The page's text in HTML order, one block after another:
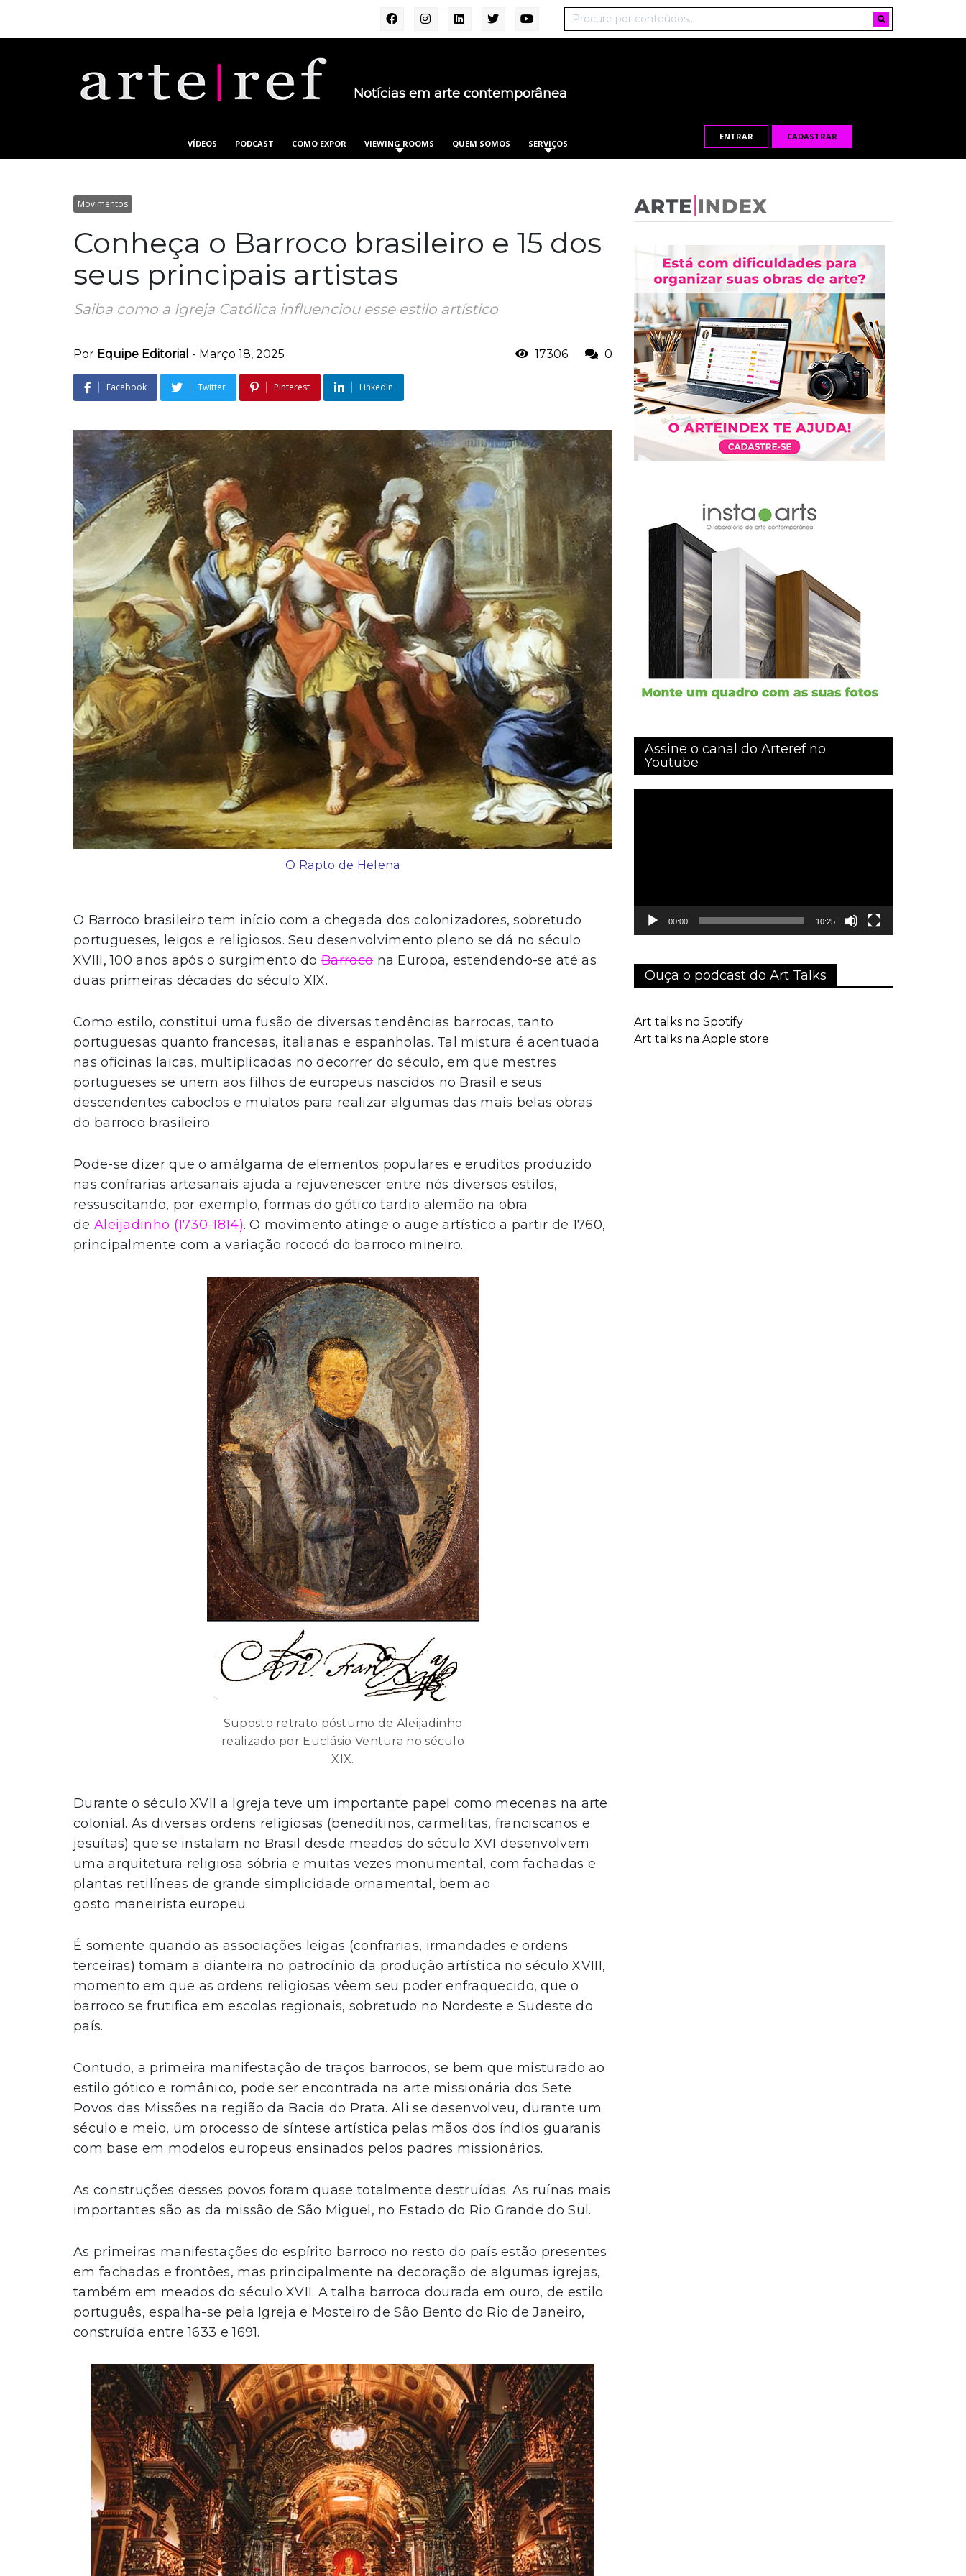
Notícias em arte contemporânea
VÍDEOS PODCAST COMO EXPOR VIEWING ROOMS QUEM SOMOS SERVIÇOS
ENTRAR CADASTRAR
Movimentos
Conheça o Barroco brasileiro e 15 dos
seus principais artistas
Saiba como a Igreja Católica influenciou esse estilo artístico
Por Equipe Editorial - Março 18, 2025 17306 0
Facebook Twitter Pinterest LinkedIn
O Rapto de Helena
O Barroco brasileiro tem início com a chegada dos colonizadores, sobretudo
portugueses, leigos e religiosos. Seu desenvolvimento pleno se dá no século
XVIII, 100 anos após o surgimento doBarrocona Europa, estendendo-se até as
duas primeiras décadas do século XIX.
Como estilo, constitui uma fusão de diversas tendências barrocas, tanto
portuguesas quanto francesas, italianas e espanholas. Tal mistura é acentuada
nas oficinas laicas, multiplicadas no decorrer do século, em que mestres
portugueses se unem aos filhos de europeus nascidos no Brasil e seus
descendentes caboclos e mulatos para realizar algumas das mais belas obras
do barroco brasileiro.
Pode-se dizer que o amálgama de elementos populares e eruditos produzido
nas confrarias artesanais ajuda a rejuvenescer entre nós diversos estilos,
ressuscitando, por exemplo, formas do gótico tardio alemão na obra
de Aleijadinho (1730-1814). O movimento atinge o auge artístico a partir de 1760,
principalmente com a variação rococó do barroco mineiro.
Suposto retrato póstumo de Aleijadinho
realizado por Euclásio Ventura no século
XIX.
Durante o século XVII a Igreja teve um importante papel como mecenas na arte
colonial. As diversas ordens religiosas (beneditinos, carmelitas, franciscanos e
jesuítas) que se instalam no Brasil desde meados do século XVI desenvolvem
uma arquitetura religiosa sóbria e muitas vezes monumental, com fachadas e
plantas retilíneas de grande simplicidade ornamental, bem ao
gosto maneirista europeu.
É somente quando as associações leigas (confrarias, irmandades e ordens
terceiras) tomam a dianteira no patrocínio da produção artística no século XVIII,
momento em que as ordens religiosas vêem seu poder enfraquecido, que o
barroco se frutifica em escolas regionais, sobretudo no Nordeste e Sudeste do
país.
Contudo, a primeira manifestação de traços barrocos, se bem que misturado ao
estilo gótico e românico, pode ser encontrada na arte missionária dos Sete
Povos das Missões na região da Bacia do Prata. Ali se desenvolveu, durante um
século e meio, um processo de síntese artística pelas mãos dos índios guaranis
com base em modelos europeus ensinados pelos padres missionários.
As construções desses povos foram quase totalmente destruídas. As ruínas mais
importantes são as da missão de São Miguel, no Estado do Rio Grande do Sul.
As primeiras manifestações do espírito barroco no resto do país estão presentes
em fachadas e frontões, mas principalmente na decoração de algumas igrejas,
também em meados do século XVII. A talha barroca dourada em ouro, de estilo
português, espalha-se pela Igreja e Mosteiro de São Bento do Rio de Janeiro,
construída entre 1633 e 1691.
Assine o canal do Arteref no
Youtube
00:00 10:25
Ouça o podcast do Art Talks
Art talks no Spotify
Art talks na Apple store